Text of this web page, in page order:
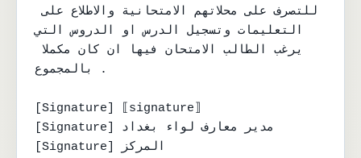
للتصرف على محلاتهم الامتحانية والاطلاع على
التعليمات وتسجيل الدرس او الدروس التي
بالمجموع .
[Signature] ⟦signature⟧
[Signature] مدير معارف لواء بغداد
[Signature] المركز